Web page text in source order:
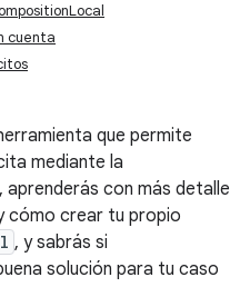
cuenta
que permite
mediante la
con más detalle
cómo crear tu propio
, y sabrás si
solución para tu caso